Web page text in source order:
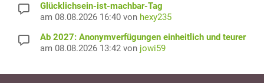
Glücklichsein-ist-machbar-Tag
am 08.08.2026 16:40 von hexy235
Ab 2027: Anonymverfügungen einheitlich und teurer
am 08.08.2026 13:42 von jowi59